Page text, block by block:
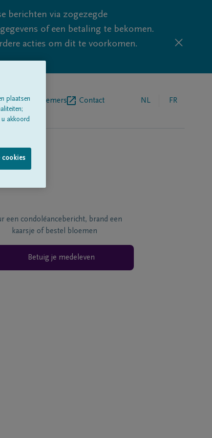
berichten via zogezegde
of een betaling te bekomen.
acties om dit te voorkomen.
Contact NL FR
een condoléancebericht, brand een
kaarsje of bestel bloemen
Betuig je medeleven
plaatsen
akkoord
cookies